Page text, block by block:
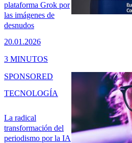
plataforma Grok por
las imágenes de
desnudos
20.01.2026
3 MINUTOS
La radical
transformación del
periodismo por la IA
SPONSORED
TECNOLOGÍA